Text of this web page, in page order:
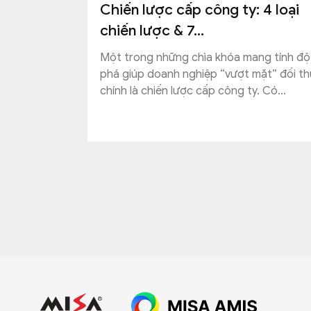
Chiến lược cấp công ty: 4 loại
chiến lược & 7...
Một trong những chìa khóa mang tính
phá giúp doanh nghiệp “vượt mặt” đối
chính là chiến lược cấp công ty. Có...